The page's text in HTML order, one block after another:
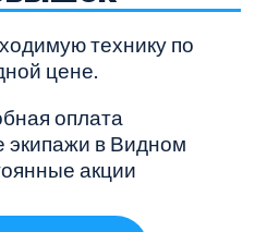
технику по
цене.
оплата
в Видном
акции